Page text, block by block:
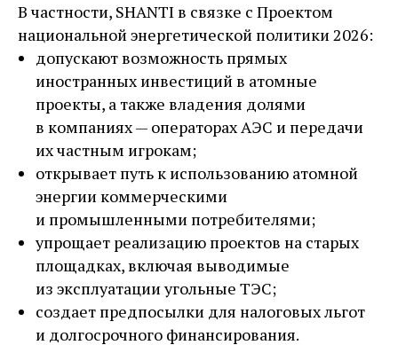
В частности, SHANTI в связке с Проектом
национальной энергетической политики 2026:
допускают возможность прямых
иностранных инвестиций в атомные
проекты, а также владения долями
в компаниях — ​операторах АЭС и передачи
их частным игрокам;
открывает путь к использованию атомной
энергии коммерческими
и промышленными потребителями;
упрощает реализацию проектов на старых
площадках, включая выводимые
из эксплуатации угольные ТЭС;
создает предпосылки для налоговых льгот
и долгосрочного финансирования.